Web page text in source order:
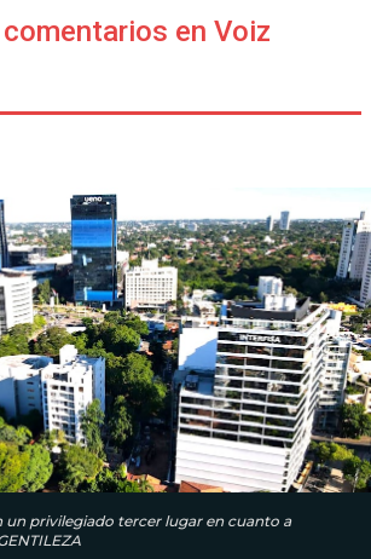
en Voiz
un privilegiado tercer lugar en cuanto a